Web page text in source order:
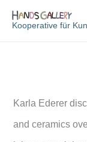
InhaltKooperative für
Karla Ederer
and ceramics